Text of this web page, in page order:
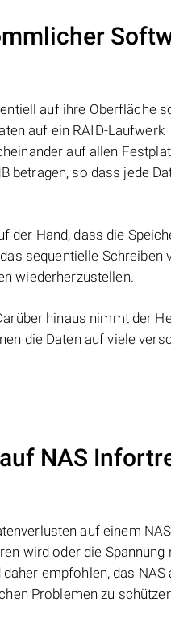
auf ihre Oberfläche
auf ein RAID-Laufwerk
auf allen
betragen, so dass jede
der Hand, dass die
sequentielle Schreiben
wiederherzustellen.
hinaus nimmt der
die Daten auf viele
NAS
auf einem
wird oder die Spannung
empfohlen, das NAS
Problemen zu